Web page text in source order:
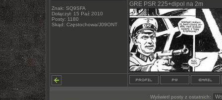
Znak: SQ9SFA
Dołączył: 15 Paź 2010
Posty: 1180
Skąd: Częstochowa/J09ONT
GRE PSR 225+dipol na 2m
Wyświetl posty z ostatnich: